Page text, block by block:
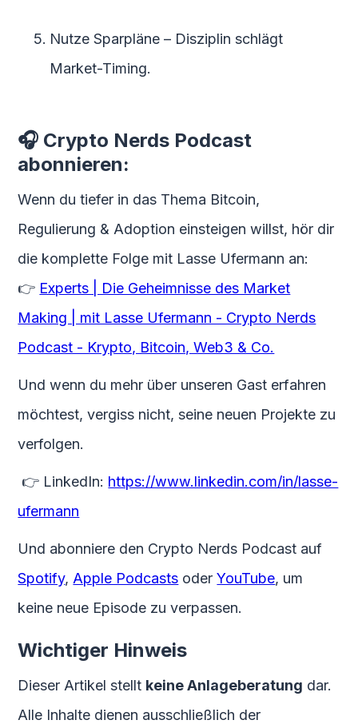
Nutze Sparpläne – Disziplin schlägt
Market-Timing.
🎧 Crypto Nerds Podcast
abonnieren:
Wenn du tiefer in das Thema Bitcoin,
Regulierung & Adoption einsteigen willst, hör dir
die komplette Folge mit Lasse Ufermann an:
👉 Experts | Die Geheimnisse des Market
Making | mit Lasse Ufermann - Crypto Nerds
Podcast - Krypto, Bitcoin, Web3 & Co.
Und wenn du mehr über unseren Gast erfahren
möchtest, vergiss nicht, seine neuen Projekte zu
verfolgen.
👉 LinkedIn: https://www.linkedin.com/in/lasse-
ufermann
Und abonniere den Crypto Nerds Podcast auf
Spotify, Apple Podcasts oderYouTube, um
keine neue Episode zu verpassen.
Wichtiger Hinweis
Dieser Artikel stellt keine Anlageberatung dar.
Alle Inhalte dienen ausschließlich der